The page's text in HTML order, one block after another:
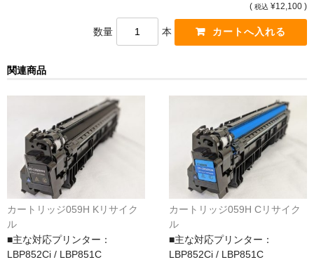
全国発送・送料無料
印字枚数について
対応プリンターメーカー
見積書発行依頼
なぜ業務用を選ぶべき？
サイトマップ
( 税込 ¥12,100 )
数量 本
関連商品
カートリッジ059H Kリサイク
ル
■主な対応プリンター：
LBP852Ci / LBP851C
カートリッジ059H Cリサイク
ル
■主な対応プリンター：
LBP852Ci / LBP851C